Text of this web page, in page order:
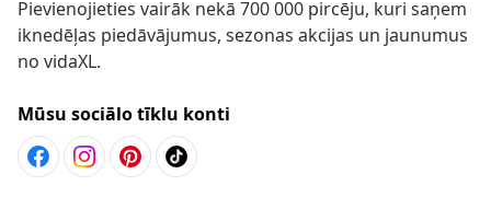
Pieteikties mūsu jaunumiem
Pievienojieties vairāk nekā 700 000 pircēju, kuri saņem
no vidaXL.
Mūsu sociālo tīklu konti